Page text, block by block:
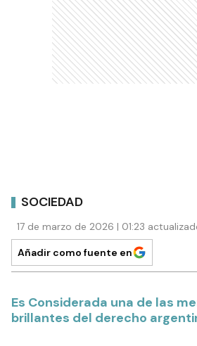
SOCIEDAD
17 de marzo de 2026 | 01:23
Añadir como fuente en
Es Considerada una de las
brillantes del derecho